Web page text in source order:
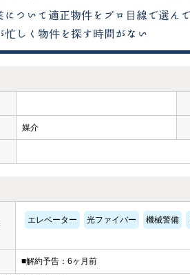
媒介
エレベーター 光ファイバー 機械警備
■解約予告：6ヶ月前